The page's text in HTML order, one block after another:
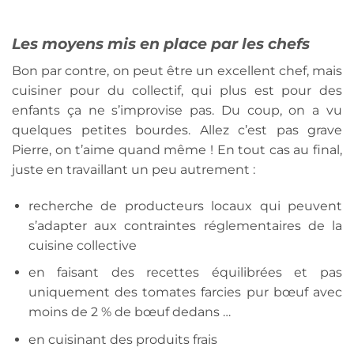
Les moyens mis en place par les chefs
Bon par contre, on peut être un excellent chef, mais
cuisiner pour du collectif, qui plus est pour des
enfants ça ne s’improvise pas. Du coup, on a vu
quelques petites bourdes. Allez c’est pas grave
Pierre, on t’aime quand même ! En tout cas au final,
juste en travaillant un peu autrement :
recherche de producteurs locaux qui peuvent
s’adapter aux contraintes réglementaires de la
cuisine collective
en faisant des recettes équilibrées et pas
uniquement des tomates farcies pur bœuf avec
moins de 2 % de bœuf dedans …
en cuisinant des produits frais